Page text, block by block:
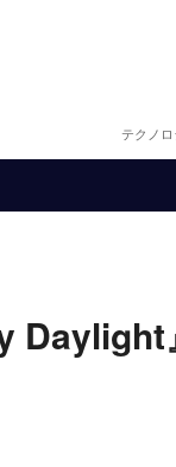
テクノ
Daylight